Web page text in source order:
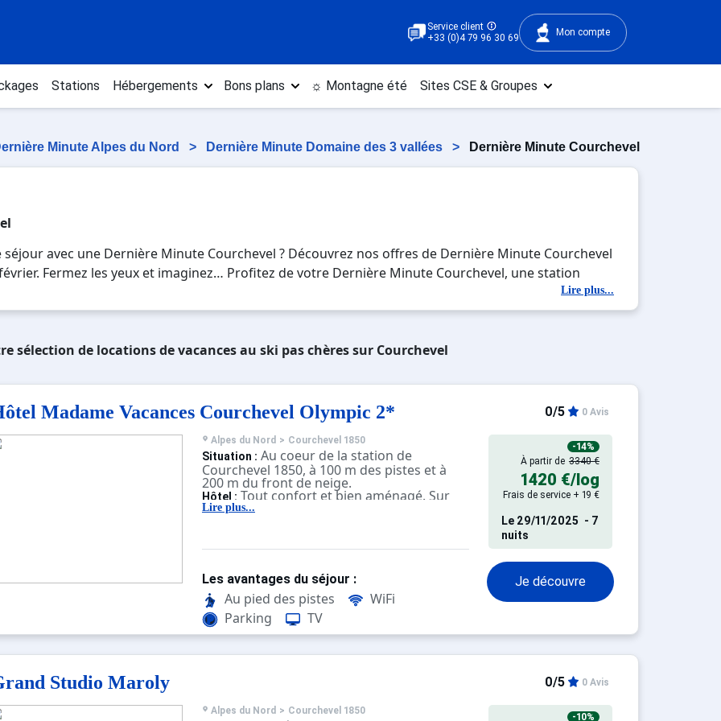
Service client
+33 (0)4 79 96 30 69
Mon compte
Stations Hébergements Bons plans ☼ Montagne été Sites CSE & Groupes
Minute Alpes du Nord > Dernière Minute Domaine des 3 vallées > Dernière Minute Courchevel
avec une Dernière Minute Courchevel ? Découvrez nos offres de Dernière Minute Courchevel
Fermez les yeux et imaginez… Profitez de votre Dernière Minute Courchevel, une station
les plaisirs de la glisse sur les pistes de ski et des activités en totale immersion avec la beauté des
ou pour 7 jours en Dernière Minute Courchevel , en famille ou entre amis, c'est l'occasion parfaite
Lire plus...
sélection de locations de vacances au ski pas chères sur Courchevel
Madame Vacances Courchevel Olympic 2* 0/5 0 Avis
Alpes du Nord > Courchevel 1850
Situation : Au coeur de la station de
Courchevel 1850, à 100 m des pistes et à
200 m du front de neige.
Hôtel : Tout confort et bien aménagé. Sur
place à disposition : WiFi gratuit dans tout
buffet froid et chaud, sucré et salé.
Animaux admis.
Lire plus...
-14%
À partir de 3340 €
1420 €/log
Frais de service + 19 €
Le 29/11/2025 - 7
nuits
Je découvre
Les avantages du séjour :
Au pied des pistes
WiFi
Parking
TV
Studio Maroly 0/5 0 Avis
Alpes du Nord > Courchevel 1850
-10%